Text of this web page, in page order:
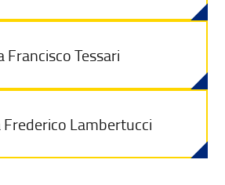
Francisco Tessari
Lambertucci